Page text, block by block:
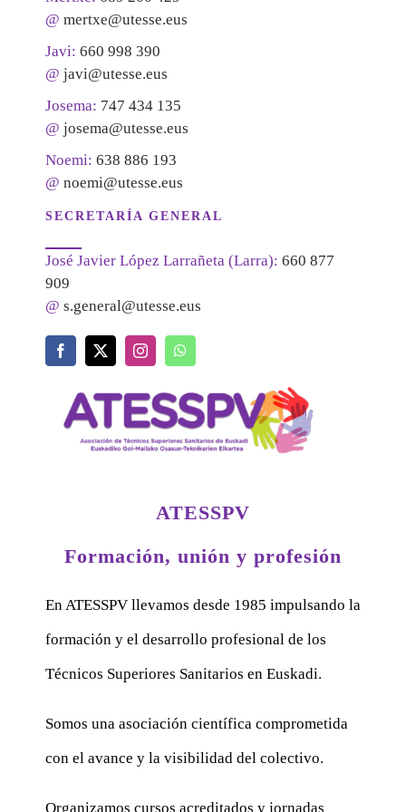
@ mertxe@utesse.eus
Javi: 660 998 390
@ javi@utesse.eus
Josema: 747 434 135
@ josema@utesse.eus
Noemi: 638 886 193
@ noemi@utesse.eus
SECRETARÍA GENERAL
José Javier López Larrañeta (Larra): 660 877
909
@ s.general@utesse.eus
ATESSPV
Formación, unión y profesión
En ATESSPV llevamos desde 1985 impulsando la
formación y el desarrollo profesional de los
Técnicos Superiores Sanitarios en Euskadi.
Somos una asociación científica comprometida
con el avance y la visibilidad del colectivo.
Organizamos cursos acreditados y jornadas